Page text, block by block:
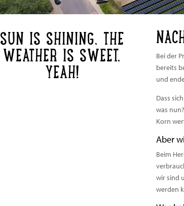
SUN IS SHINING, THE
WEATHER IS SWEET,
YEAH!
Bei der
bereits
und
Dass
was
Korn
Aber
Beim
wir sind
werden